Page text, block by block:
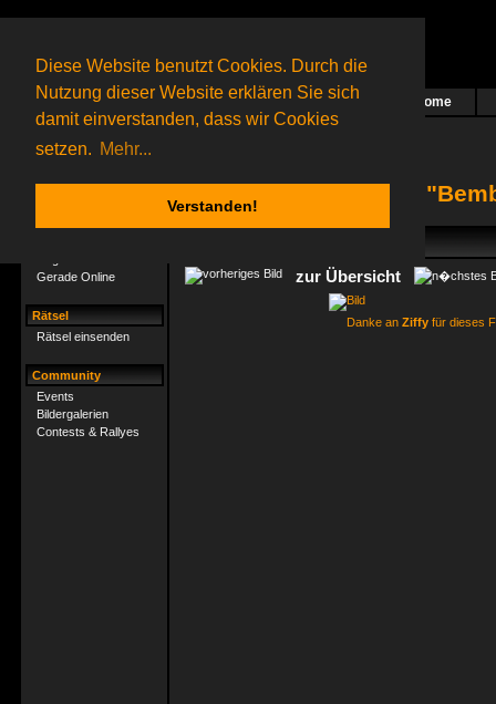
Diese Website benutzt Cookies. Durch die
Nutzung dieser Website erklären Sie sich
damit einverstanden, dass wir Cookies
setzen. Mehr...
Verstanden!
Das nächste Rätsel ist in Arbeit Home
52 Gagolganeronline(0 registrierte und 52 Gäste)
Gagolganer:
9732Rätsel online:
Bildergalerie
Gerade Online
Rätsel
Rätsel einsenden
Community
Events
Bildergalerien
Contests & Rallyes
zur Übersicht
Danke an Ziffy für dieses